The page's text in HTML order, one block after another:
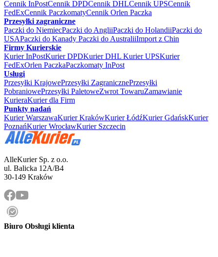
Cennik InPostCennik DPDCennik DHLCennik UPSCennik
FedExCennik PaczkomatyCennik Orlen Paczka
Przesyłki zagraniczne
Paczki do NiemiecPaczki do AngliiPaczki do HolandiiPaczki do
USAPaczki do Kanady Paczki do AustraliiImport z Chin
Firmy Kurierskie
Kurier InPostKurier DPDKurier DHL Kurier UPSKurier
FedExOrlen PaczkaPaczkomaty InPost
Usługi
Przesyłki KrajowePrzesyłki ZagranicznePrzesyłki
PobraniowePrzesyłki PaletoweZwrot TowaruZamawianie
KurieraKurier dla Firm
Punkty nadań
Kurier WarszawaKurier KrakówKurier ŁódźKurier GdańskKurier
PoznańKurier WrocławKurier Szczecin
AlleKurier Sp. z o.o.
ul. Balicka 12A/B4
30-149 Kraków
Biuro Obsługi klienta